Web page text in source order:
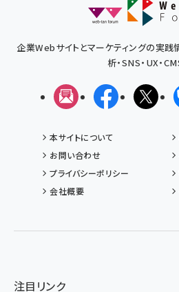
企業Webサイトとマーケティングの実践
析・SNS・UX・
メルマガFacebookX(
本サイトについて
お問い合わせ
プライバシーポリシー
会社概要
注目リンク